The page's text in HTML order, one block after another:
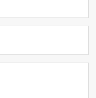
wet deskundige genoeg
kunnen overzien. Van
Een overeenkomst